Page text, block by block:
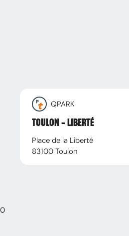
QPARK
TOULON - LIBERTÉ
Place de la Liberté
83100 Toulon
0